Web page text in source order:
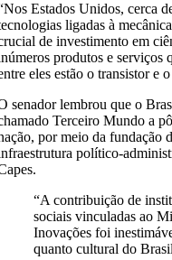
Estados Unidos, cerca
ligadas à
de investimento em
produtos e serviços
eles estão o transistor e
senador lembrou que o
Terceiro Mundo a
por meio da fundação
político-
“A contribuição de
sociais vinculadas ao
Inovações foi
quanto cultural do